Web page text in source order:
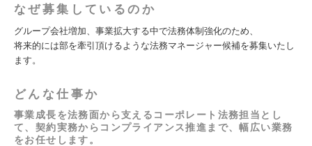
なぜ募集しているのか
グループ会社増加、事業拡大する中で法務体制強化のため、
将来的には部を牽引頂けるような法務マネージャー候補を募集いたし
ます。
どんな仕事か
事業成長を法務面から支えるコーポレート法務担当とし
て、契約実務からコンプライアンス推進まで、幅広い業務
をお任せします。